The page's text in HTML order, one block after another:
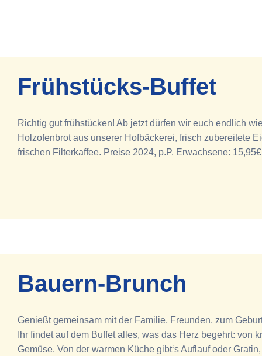
Frühstücks-Buffet
Richtig gut frühstücken! Ab jetzt dürfen wir euch endlich
Holzofenbrot aus unserer Hofbäckerei, frisch zubereitete
frischen Filterkaffee. Preise 2024, p.P. Erwachsene:
Bauern-Brunch
Genießt gemeinsam mit der Familie, Freunden, zum
Ihr findet auf dem Buffet alles, was das Herz begehrt:
Gemüse. Von der warmen Küche gibt‘s Auflauf oder